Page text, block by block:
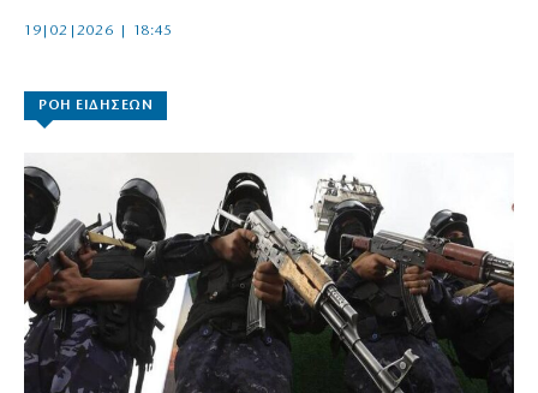
19|02|2026 | 18:45
ΡΟΗ ΕΙΔΗΣΕΩΝ